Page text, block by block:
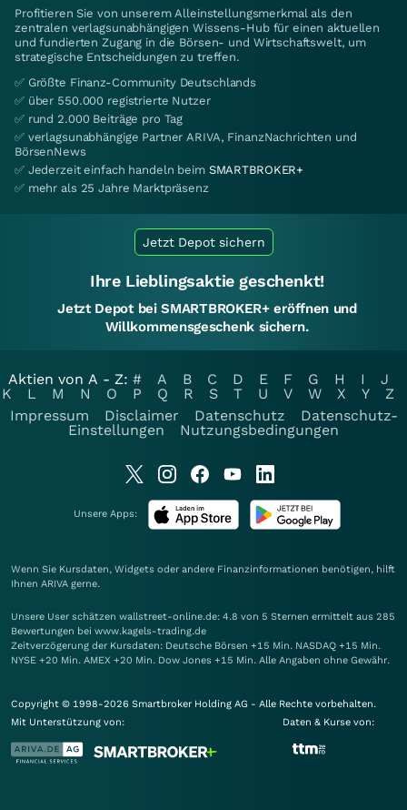
Profitieren Sie von unserem Alleinstellungsmerkmal als den
zentralen verlagsunabhängigen Wissens-Hub für einen aktuellen
und fundierten Zugang in die Börsen- und Wirtschaftswelt, um
strategische Entscheidungen zu treffen.
✅ Größte Finanz-Community Deutschlands
✅ über 550.000 registrierte Nutzer
✅ rund 2.000 Beiträge pro Tag
✅ verlagsunabhängige Partner ARIVA, FinanzNachrichten und
BörsenNews
✅ Jederzeit einfach handeln beim SMARTBROKER+
✅ mehr als 25 Jahre Marktpräsenz
Jetzt Depot sichern
Ihre Lieblingsaktie geschenkt!
Jetzt Depot bei SMARTBROKER+ eröffnen und
Willkommensgeschenk sichern.
Aktien von A - Z: # A B C D E F G H I
J
K
L M N O P Q R S T U V W X Y
Z
Impressum
Disclaimer Datenschutz
Datenschutz-
Einstellungen
Nutzungsbedingungen
Unsere Apps:
Wenn Sie Kursdaten, Widgets oder andere Finanzinformationen benötigen, hilft
Ihnen ARIVA gerne.
Unsere User schätzen wallstreet-online.de: 4.8 von 5 Sternen ermittelt aus 285
Bewertungen bei www.kagels-trading.de
Zeitverzögerung der Kursdaten: Deutsche Börsen +15 Min. NASDAQ +15 Min.
NYSE +20 Min. AMEX +20 Min. Dow Jones +15 Min. Alle Angaben ohne Gewähr.
Copyright © 1998-2026 Smartbroker Holding AG - Alle Rechte vorbehalten.
Mit Unterstützung von:
Daten & Kurse von: